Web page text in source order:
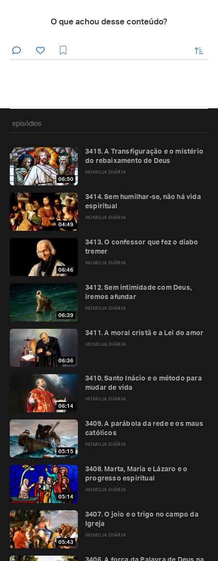
O que achou desse conteúdo?
enviar
episódios
06:50
HOMILIA DIÁRIA
3415. A Transfiguração e o mistério
do rebaixamento de Deus
04:49
HOMILIA DIÁRIA
3414. Sem humilhar-se, não há vida
espiritual
06:46
HOMILIA DIÁRIA
3413. O confessor que fez o diabo
tremer
06:39
HOMILIA DIÁRIA
3412. Sem intimidade com Deus,
iremos afundar
06:36
HOMILIA DIÁRIA
3411. A moral cristã e a Lei do amor
06:14
HOMILIA DIÁRIA
3410. Santo Inácio e o método para
mudar de vida
05:15
HOMILIA DIÁRIA
3409. A parábola da rede e os maus
católicos
05:14
HOMILIA DIÁRIA
3408. Marta, Maria e Lázaro e o
progresso espiritual
05:43
HOMILIA DIÁRIA
3407. O joio e o trigo no campo da
Igreja